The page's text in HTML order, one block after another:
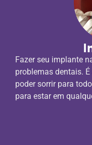
Fazer seu implante
problemas dentais.
poder sorrir para
para estar em